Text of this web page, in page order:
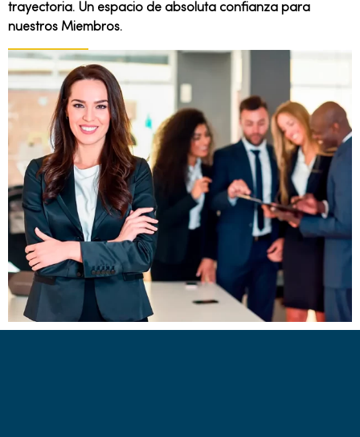
trayectoria. Un espacio de absoluta confianza para
nuestros Miembros.